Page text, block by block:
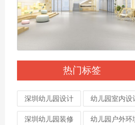
热门标签
深圳幼儿园设计 幼儿园室内设
深圳幼儿园装修 幼儿园户外环